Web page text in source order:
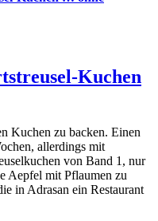
Kuchen
Kuchen zu backen. Einen
allerdings mit
von Band 1, nur
Aepfel mit Pflaumen zu
in Adrasan ein Restaurant